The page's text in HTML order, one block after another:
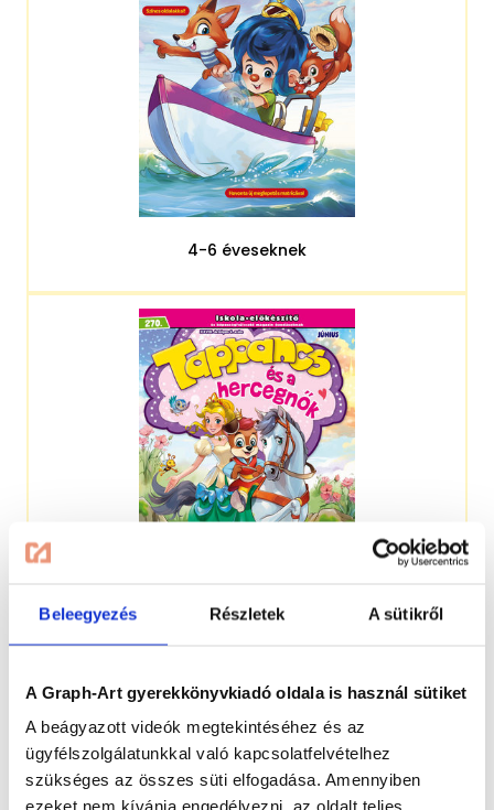
Beleegyezés Részletek A sütikről
A Graph-Art gyerekkönyvkiadó oldala is használ sütiket
A beágyazott videók megtekintéséhez és az
ügyfélszolgálatunkkal való kapcsolatfelvételhez
szükséges az összes süti elfogadása. Amennyiben
ezeket nem kívánja engedélyezni, az oldalt teljes
4-6 éveseknek